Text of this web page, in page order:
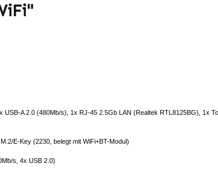
A 2.0 (480Mb/​s), 1x RJ-45 2.5Gb LAN (Realtek RTL8125BG), 1x
​E-Key (2230, belegt mit WiFi+BT-Modul)
​s, 4x USB 2.0)